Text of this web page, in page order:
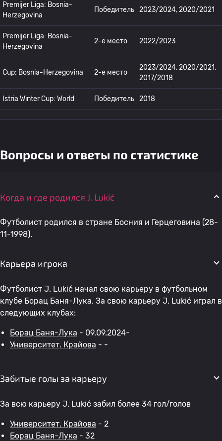
Premijer Liga: Bosnia-
Herzegovina
Победитель 2023/2024, 2020/2021
Premijer Liga: Bosnia-
Herzegovina
2-е место 2022/2023
Cup: Bosnia-Herzegovina 2-е место
2023/2024, 2020/2021,
2017/2018
Istria Winter Cup: World Победитель 2018
Вопросы и ответы по статистике
Когда и где родился J. Lukić
Футболист родился в стране Босния и Герцеговина (28-
11-1998).
Карьера игрока
Футболист J. Lukić начал свою карьеру в футбольном
клубе Борац Баня-Лука. За свою карьеру J. Lukić играл в
следующих клубах:
Борац Баня-Лука - 09.09.2024-
Университет. Крайова - -
Забитые голы за карьеру
За всю карьеру J. Lukić забил более 34 гол/голов
Университет. Крайова - 2
Борац Баня-Лука - 32